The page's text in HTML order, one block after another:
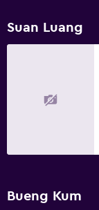
Suan Luang
Bueng Kum